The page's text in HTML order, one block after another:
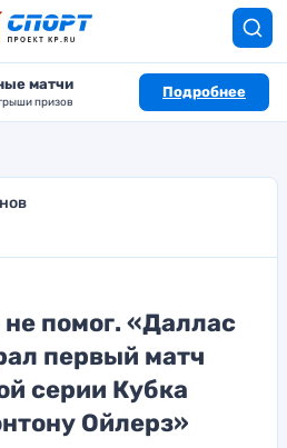
матчи
призов
Подробнее
помог. «Даллас
первый матч
серии Кубка
Ойлерз»